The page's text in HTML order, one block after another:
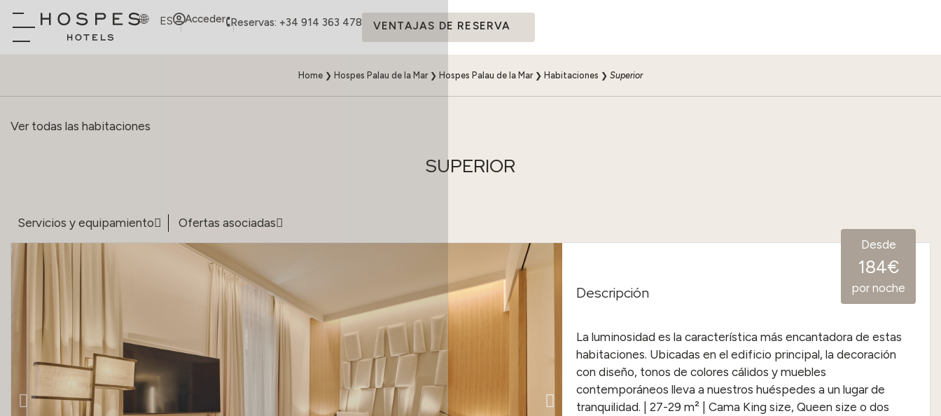
ES Acceder Reservas: +34 914 363 478 VENTAJAS DE RESERVA
Home ❯ Hospes Palau de la Mar❯ Hospes Palau de la Mar❯ Habitaciones ❯ Superior
Ver todas las habitaciones
SUPERIOR
Servicios y equipamiento Ofertas asociadas
Desde
184€
por noche
Descripción
La luminosidad es la característica más encantadora de estas
habitaciones. Ubicadas en el edificio principal, la decoración
con diseño, tonos de colores cálidos y muebles
contemporáneos lleva a nuestros huéspedes a un lugar de
tranquilidad. | 27-29 m² | Cama King size, Queen size o dos